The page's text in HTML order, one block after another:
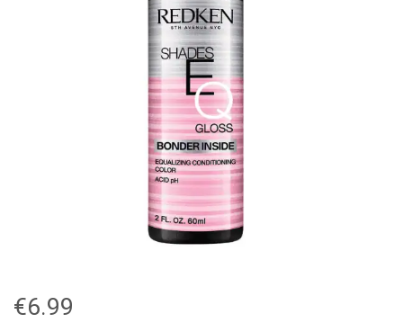
€6.99